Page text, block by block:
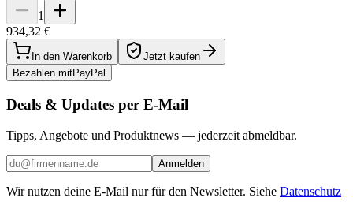
1
934,32 €
In den Warenkorb
Jetzt kaufen
Bezahlen mitPayPal
Deals & Updates per E-Mail
Tipps, Angebote und Produktnews — jederzeit abmeldbar.
Anmelden
Wir nutzen deine E-Mail nur für den Newsletter. Siehe Datenschutz